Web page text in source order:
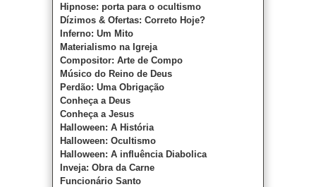
Hipnose: porta para o ocultismo
Dízimos & Ofertas: Correto Hoje?
Inferno: Um Mito
Materialismo na Igreja
Compositor: Arte de Compo
Músico do Reino de Deus
Perdão: Uma Obrigação
Conheça a Deus
Conheça a Jesus
Halloween: A História
Halloween: Ocultismo
Halloween: A influência Diabolica
Inveja: Obra da Carne
Funcionário Santo